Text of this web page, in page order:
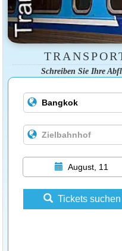
Schreiben Sie Ihre
August, 11
Tickets suchen